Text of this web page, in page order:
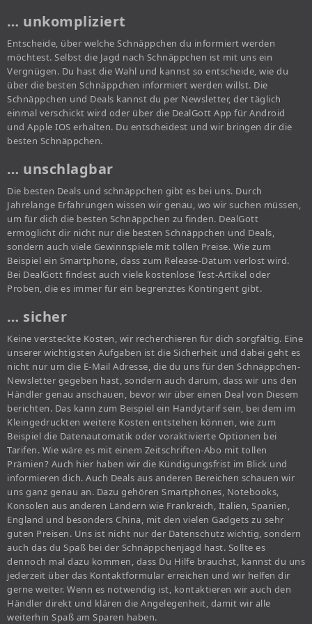
… unkompliziert
Entscheide, über welche Schnäppchen du informiert werden
möchtest. Selbst die Jagd nach Schnäppchen ist mit uns ein
Vergnügen. Du hast die Wahl und kannst so entscheide, wie du
über die besten Schnäppchen informiert werden willst. Die
Schnäppchen und Deals kannst du per Newsletter, der täglich
einmal verschickt wird oder über die DealGott App für Android
und Apple IOS erhalten. Du entscheidest und wir bringen dir die
besten Schnäppchen.
… unschlagbar
Die besten Deals und schnäppchen gibt es bei uns. Durch
Jahrelange Erfahrungen wissen wir genau, wo wir suchen müssen,
um für dich die besten Schnäppchen zu finden. DealGott
ermöglicht dir nicht nur die besten Schnäppchen und Deals,
sondern auch viele Gewinnspiele mit tollen Preise. Wie zum
Beispiel ein Smartphone, dass zum Release-Datum verlost wird.
Bei DealGott findest auch viele kostenlose Test-Artikel oder
Proben, die es immer für ein begrenztes Kontingent gibt.
… sicher
Keine versteckte Kosten, wir recherchieren für dich sorgfältig. Eine
unserer wichtigsten Aufgaben ist die Sicherheit und dabei geht es
nicht nur um die E-Mail Adresse, die du uns für den Schnäppchen-
Newsletter gegeben hast, sondern auch darum, dass wir uns den
Händler genau anschauen, bevor wir über einen Deal von Diesem
berichten. Das kann zum Beispiel ein Handytarif sein, bei dem im
Kleingedruckten weitere Kosten entstehen können, wie zum
Beispiel die Datenautomatik oder voraktivierte Optionen bei
Tarifen. Wie wäre es mit einem Zeitschriften-Abo mit tollen
Prämien? Auch hier haben wir die Kündigungsfrist im Blick und
informieren dich. Auch Deals aus anderen Bereichen schauen wir
uns ganz genau an. Dazu gehören Smartphones, Notebooks,
Konsolen aus anderen Ländern wie Frankreich, Italien, Spanien,
England und besonders China, mit den vielen Gadgets zu sehr
guten Preisen. Uns ist nicht nur der Datenschutz wichtig, sondern
auch das du Spaß bei der Schnäppchenjagd hast. Sollte es
dennoch mal dazu kommen, dass Du Hilfe brauchst, kannst du uns
jederzeit über das Kontaktformular erreichen und wir helfen dir
gerne weiter. Wenn es notwendig ist, kontaktieren wir auch den
Händler direkt und klären die Angelegenheit, damit wir alle
weiterhin Spaß am Sparen haben.